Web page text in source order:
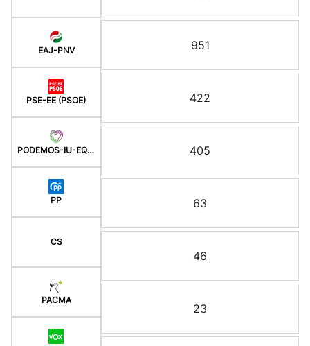
EAJ-PNV
PSE-EE (PSOE)
PODEMOS-IU-EQUO BERD
PP
CS
PACMA
951
422
405
63
46
23